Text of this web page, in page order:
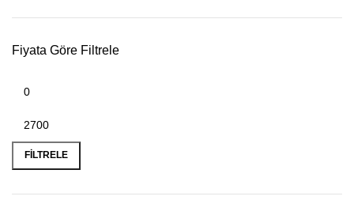
Fiyata Göre Filtrele
FILTRELE